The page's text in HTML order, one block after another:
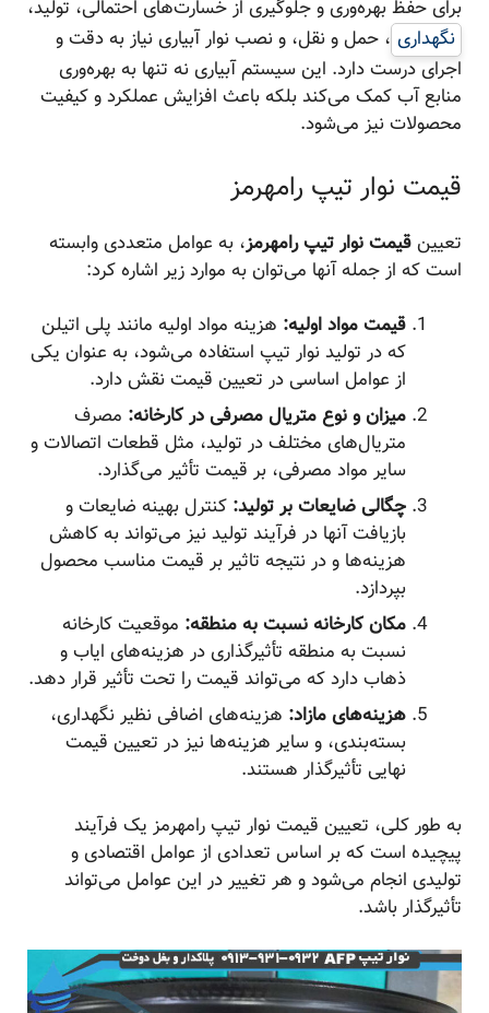
برای حفظ بهره‌وری و جلوگیری از خسارت‌های احتمالی، تولید،
نگهداری ، حمل و نقل، و نصب نوار آبیاری نیاز به دقت و
اجرای درست دارد. این سیستم آبیاری نه تنها به بهره‌وری
منابع آب کمک می‌کند بلکه باعث افزایش عملکرد و کیفیت
محصولات نیز می‌شود.
قیمت نوار تیپ رامهرمز
تعیینقیمت نوار تیپ رامهرمز، به عوامل متعددی وابسته
است که از جمله آنها می‌توان به موارد زیر اشاره کرد:
قیمت مواد اولیه:هزینه مواد اولیه مانند پلی اتیلن
که در تولید نوار تیپ استفاده می‌شود، به عنوان یکی
از عوامل اساسی در تعیین قیمت نقش دارد.
میزان و نوع متریال مصرفی در کارخانه:مصرف
متریال‌های مختلف در تولید، مثل قطعات اتصالات و
سایر مواد مصرفی، بر قیمت تأثیر می‌گذارد.
چگالی ضایعات بر تولید:کنترل بهینه ضایعات و
بازیافت آنها در فرآیند تولید نیز می‌تواند به کاهش
هزینه‌ها و در نتیجه تاثیر بر قیمت مناسب محصول
بپردازد.
مکان کارخانه نسبت به منطقه:موقعیت کارخانه
نسبت به منطقه تأثیرگذاری در هزینه‌های ایاب و
ذهاب دارد که می‌تواند قیمت را تحت تأثیر قرار دهد.
هزینه‌های مازاد:هزینه‌های اضافی نظیر نگهداری،
بسته‌بندی، و سایر هزینه‌ها نیز در تعیین قیمت
نهایی تأثیرگذار هستند.
به طور کلی، تعیین قیمت نوار تیپ رامهرمز یک فرآیند
پیچیده است که بر اساس تعدادی از عوامل اقتصادی و
تولیدی انجام می‌شود و هر تغییر در این عوامل می‌تواند
تأثیرگذار باشد.